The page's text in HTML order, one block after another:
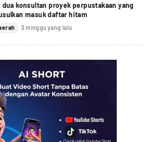
dua konsultan proyek perpustakaan yang
masuk daftar hitam
3 minggu yang lalu